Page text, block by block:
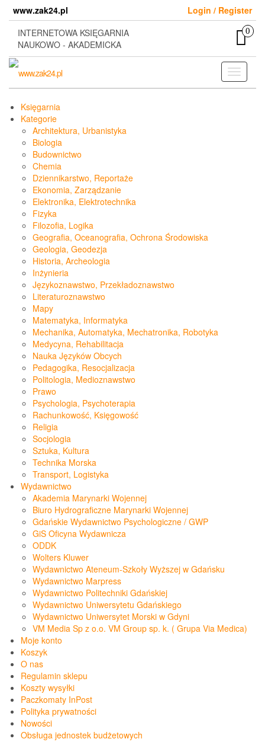
content
www.zak24.pl
Login / Register
INTERNETOWA KSIĘGARNIA
NAUKOWO - AKADEMICKA
0
Toggle
Księgarnia
Kategorie
Architektura, Urbanistyka
Biologia
Budownictwo
Chemia
Dziennikarstwo, Reportaże
Ekonomia, Zarządzanie
Elektronika, Elektrotechnika
Fizyka
Filozofia, Logika
Geografia, Oceanografia, Ochrona Środowiska
Geologia, Geodezja
Historia, Archeologia
Inżynieria
Językoznawstwo, Przekładoznawstwo
Literaturoznawstwo
Mapy
Matematyka, Informatyka
Mechanika, Automatyka, Mechatronika, Robotyka
Medycyna, Rehabilitacja
Nauka Języków Obcych
Pedagogika, Resocjalizacja
Politologia, Medioznawstwo
Prawo
Psychologia, Psychoterapia
Rachunkowość, Księgowość
Religia
Socjologia
Sztuka, Kultura
Technika Morska
Transport, Logistyka
Wydawnictwo
Akademia Marynarki Wojennej
Biuro Hydrograficzne Marynarki Wojennej
Gdańskie Wydawnictwo Psychologiczne / GWP
GiS Oficyna Wydawnicza
ODDK
Wolters Kluwer
Wydawnictwo Ateneum-Szkoły Wyższej w Gdańsku
Wydawnictwo Marpress
Wydawnictwo Politechniki Gdańskiej
Wydawnictwo Uniwersytetu Gdańskiego
Wydawnictwo Uniwersytet Morski w Gdyni
VM Media Sp z o.o. VM Group sp. k. ( Grupa Via Medica)
Moje konto
Koszyk
O nas
Regulamin sklepu
Koszty wysyłki
Paczkomaty InPost
Polityka prywatności
Nowości
Obsługa jednostek budżetowych